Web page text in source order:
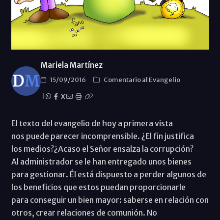
Mariela Martínez
15/09/2016
Comentario al Evangelio
X
El texto del evangelio de hoy a primera vista
nos puede parecer incomprensible. ¿El fin justifica
los medios?¿Acaso el Señor ensalza la corrupción?
Al administrador se le han entregado unos bienes
para gestionar. Él está dispuesto a perder algunos de
los beneficios que estos puedan proporcionarle
para conseguir un bien mayor: saberse en relación con
otros, crear relaciones de comunión. No